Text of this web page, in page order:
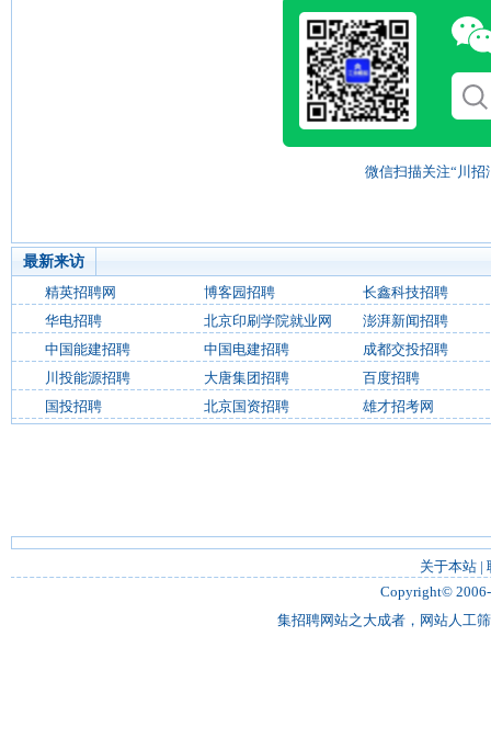
微信扫描关注“川招
最新来访
精英招聘网
博客园招聘
长鑫科技招聘
华电招聘
北京印刷学院就业网
澎湃新闻招聘
中国能建招聘
中国电建招聘
成都交投招聘
川投能源招聘
大唐集团招聘
百度招聘
国投招聘
北京国资招聘 雄才招考网
关于本站|
Copyright©
集招聘网站之大成者，网站人工